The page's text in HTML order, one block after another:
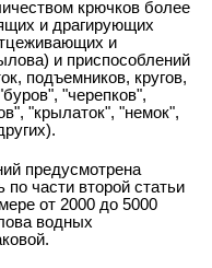
крючков более
и драгирующих
и
и приспособлений
подъемников, кругов,
"черепков",
"крылаток", "немок",
предусмотрена
по части второй статьи
от 2000 до 5000
водных